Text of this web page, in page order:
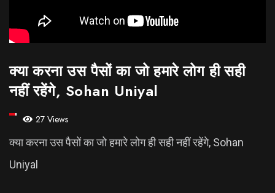
क्या करना उस पैसों का जो हमारे लोग ही सही
नहीं रहेंगे, Sohan Uniyal
27 Views
क्या करना उस पैसों का जो हमारे लोग ही सही नहीं रहेंगे, Sohan
Uniyal